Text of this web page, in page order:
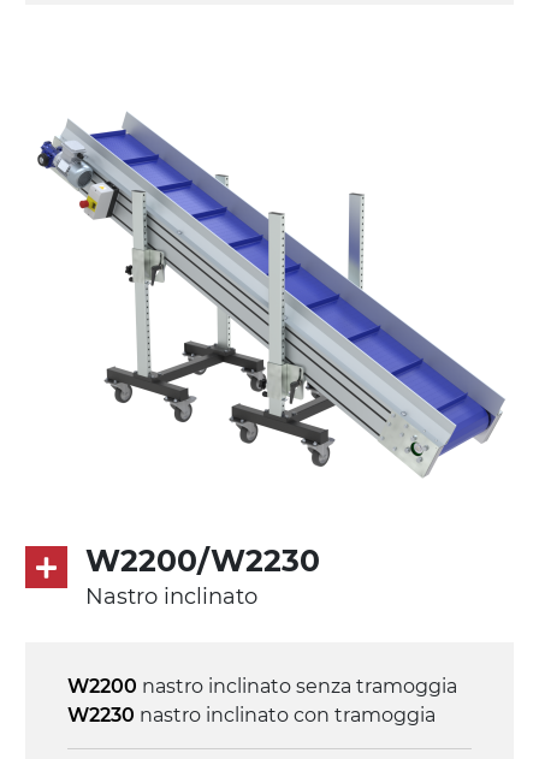
profilato estruso in lega di alluminio
anodizzato
Supporti di sostegno
cannocchiali in acciaio zincato
gambe in tubolare in metallo zincato,
ruote pivottanti con freno
Tappeto
modulare PP superficie blue
profili di trasporto in PP blue
Trasmissione
diretta in traino (lato sinistro), riduttore
con frizione, motore asincrono trifase
Velocità
W2200/W2230
Nastro inclinato
W2200 nastro inclinato senza tramoggia
W2230 nastro inclinato con tramoggia